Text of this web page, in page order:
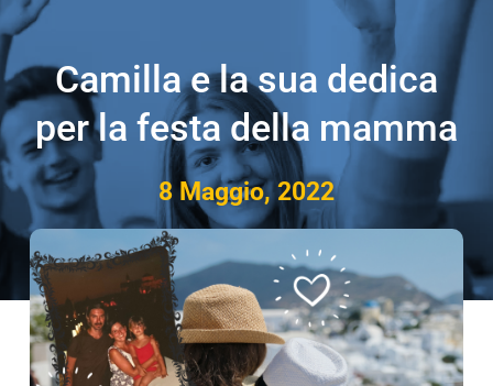
Programma Doppio Diploma
Iscrizioni
DD Experience
Studiare in America
Contattaci
Cerca
per:
Camilla e la sua dedica
per la festa della mamma
8 Maggio, 2022